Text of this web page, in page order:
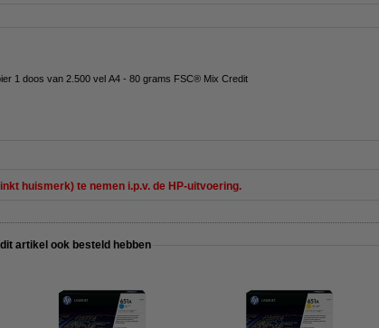
1 doos van 2.500 vel A4 - 80 grams FSC® Mix Credit
huismerk) te nemen i.p.v. de HP-uitvoering.
artikel ook besteld hebben